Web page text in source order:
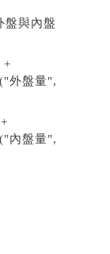
盤與內盤
+
外盤量",
內盤量",